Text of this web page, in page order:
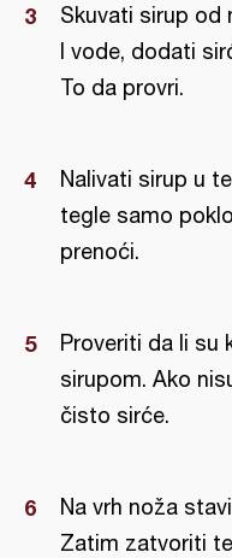
Skuvati sirup od
l vode, dodati
To da provri.
Nalivati sirup u
tegle samo
prenoći.
Proveriti da li su
sirupom. Ako
čisto sirće.
Na vrh noža
Zatim zatvoriti